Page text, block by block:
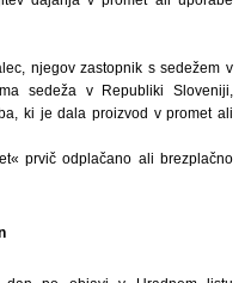
njegov zastopnik s sedežem v
sedeža v Republiki Sloveniji,
ki je dala proizvod v promet ali
prvič odplačano ali brezplačno